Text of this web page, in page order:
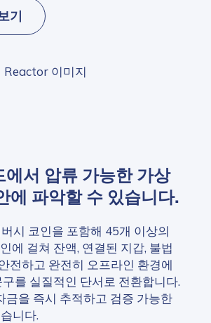
기
에서 압류 가능한 가상
에 파악할 수 있습니다.
시 코인을 포함해 45개 이상의
에 걸쳐 잔액, 연결된 지갑, 불법
전하고 완전히 오프라인 환경에
를 실질적인 단서로 전환합니다.
금을 즉시 추적하고 검증 가능한
니다.